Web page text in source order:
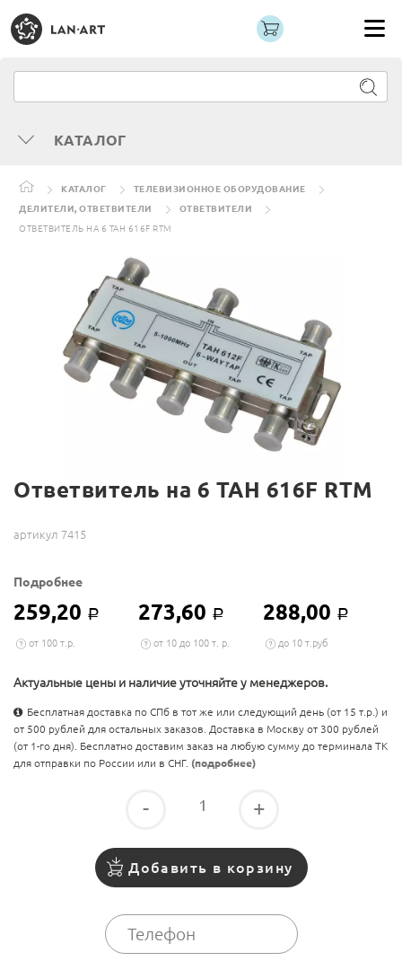
КАТАЛОГ
КАТАЛОГ
ТЕЛЕВИЗИОННОЕ ОБОРУДОВАНИЕ
ДЕЛИТЕЛИ, ОТВЕТВИТЕЛИ
ОТВЕТВИТЕЛИ
ОТВЕТВИТЕЛЬ НА 6 TAH 616F RTM
Ответвитель на 6 TAH 616F RTM
артикул 7415
Подробнее
259,20 Р 273,60 Р 288,00 Р
от 100 т.р. от 10 до 100 т. р. до 10 т.руб
Актуальные цены и наличие уточняйте у менеджеров.
Бесплатная доставка по СПб в тот же или следующий день (от 15 т.р.) и
от 500 рублей для остальных заказов. Доставка в Москву от 300 рублей
(от 1-го дня). Бесплатно доставим заказ на любую сумму до терминала ТК
для отправки по России или в СНГ. (подробнее)
- +
Добавить в корзину